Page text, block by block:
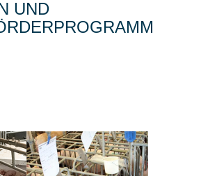
UND